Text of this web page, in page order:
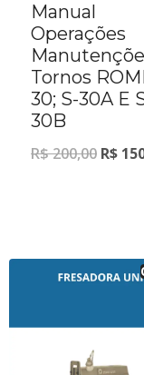
Manual
Operações
Tornos
30; S-30A E
30B
R$200,00 R$